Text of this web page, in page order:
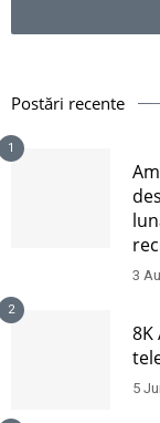
Postări recente
1
3
2
8K
5